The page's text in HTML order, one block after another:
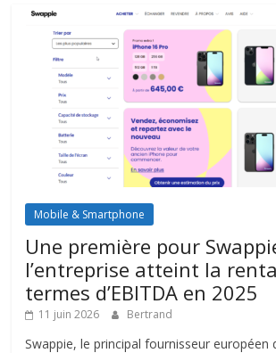
Mobile & Smartphone
Une première pour
l’entreprise atteint la
termes d’EBITDA en 2025
11 juin 2026 Bertrand
Swappie, le principal fournisseur européen